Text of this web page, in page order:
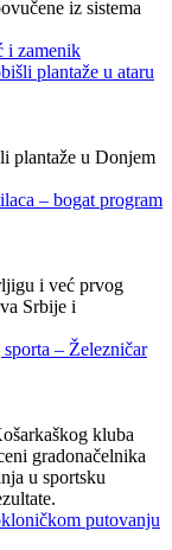
iz sistema
plantaže u Donjem
i već prvog
Srbije i
kluba
gradonačelnika
u sportsku